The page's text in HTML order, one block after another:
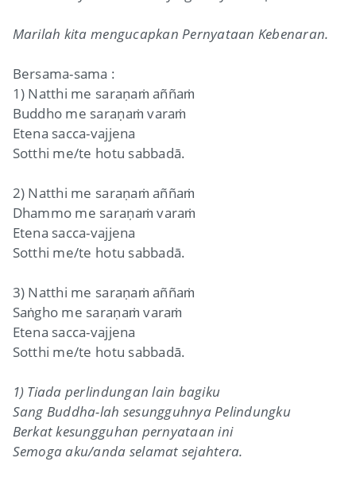
Marilah kita mengucapkan Pernyataan Kebenaran.
Bersama-sama :
1) Natthi me saraṇaṁ aññaṁ
Buddho me saraṇaṁ varaṁ
Etena sacca-vajjena
Sotthi me/te hotu sabbadā.
2) Natthi me saraṇaṁ aññaṁ
Dhammo me saraṇaṁ varaṁ
Etena sacca-vajjena
Sotthi me/te hotu sabbadā.
3) Natthi me saraṇaṁ aññaṁ
Saṅgho me saraṇaṁ varaṁ
Etena sacca-vajjena
Sotthi me/te hotu sabbadā.
1) Tiada perlindungan lain bagiku
Sang Buddha-lah sesungguhnya Pelindungku
Berkat kesungguhan pernyataan ini
Semoga aku/anda selamat sejahtera.